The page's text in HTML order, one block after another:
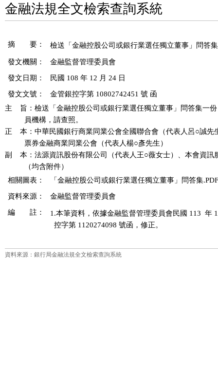
金融法規全文檢索查詢系統
摘 要：
發文機關： 金融監督管理委員會
發文日期： 民國 108 年 12 月 24 日
發文文號：
金管銀控字第 10802742451 號 函
主    旨：檢送「金融控股公司或銀行業選任獨立董事」問答集一
          員機構，請查照。
正    本：中華民國銀行商業同業公會全國聯合會（代表人呂○誠先
          票券金融商業同業公會（代表人楊○彥先生）
副    本：法源資訊股份有限公司（代表人王○薇女士）、本會資訊
相關圖表：
「金融控股公司或銀行業選任獨立董事」問答集.PDF
資料來源： 金融監督管理委員會
編 註：
1.本筆資料，依據金融監督管理委員會民國 113  年
  控字第 1120274098 號函，修正。
資料來源：銀行局金融法規全文檢索查詢系統